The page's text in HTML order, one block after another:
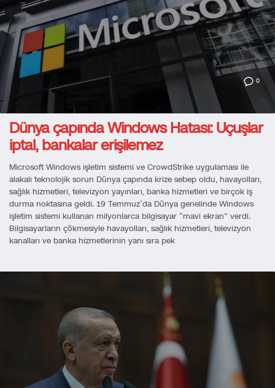
0
Dünya çapında Windows Hatası: Uçuşlar
iptal, bankalar erişilemez
Microsoft Windows işletim sistemi ve CrowdStrike uygulaması ile
alakalı teknolojik sorun Dünya çapında krize sebep oldu, havayolları,
sağlık hizmetleri, televizyon yayınları, banka hizmetleri ve birçok iş
durma noktasına geldi. 19 Temmuz’da Dünya genelinde Windows
işletim sistemi kullanan milyonlarca bilgisayar “mavi ekran” verdi.
Bilgisayarların çökmesiyle havayolları, sağlık hizmetleri, televizyon
kanalları ve banka hizmetlerinin yanı sıra pek